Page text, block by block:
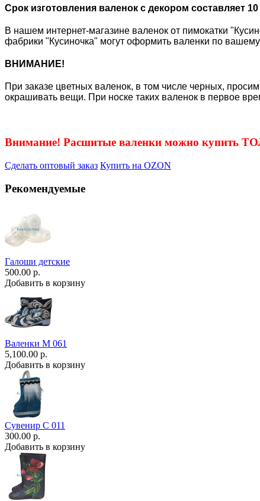
Срок изготовления валенок с декором составляет
В нашем интернет-магазине валенок от пимокатки
фабрики "Кусиночка" могут оформить валенки по вашему
ВНИМАНИЕ!
При заказе цветных валенок, в том числе черных,
окрашивать вещи. При носке таких валенок в первое
Внимание! Расшитые валенки можно
Сделать оптовый заказ Купить на OZON
Рекомендуемые
Галоши детские
500.00 р.
Добавить в корзину
Валенки М 061
5,100.00 р.
Добавить в корзину
Сувенир С 011
300.00 р.
Добавить в корзину